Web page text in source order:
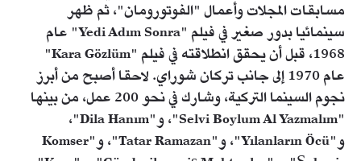
مسابقات المجلات وأعمال "الفوتورومان"، ثم ظهر
سينمائيا بدور صغير في فيلم "Yedi Adım Sonra" عام
1968، قبل أن يحقق انطلاقته في فيلم "Kara Gözlüm"
عام 1970 إلى جانب تركان شوراي. لاحقا أصبح من أبرز
نجوم السينما التركية، وشارك في نحو 200 عمل، من بينها
"Selvi Boylum Al Yazmalım"، و"Dila Hanım"،
و"Yılanların Öcü"، و"Tatar Ramazan"، و"Komser